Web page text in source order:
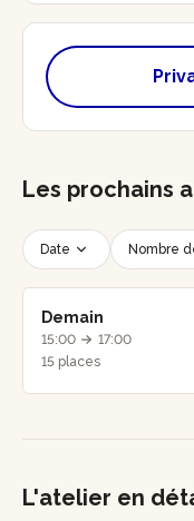
Les prochains
Date Nombre
Créneau horaire
Demain
15:00
17:00
15 places
L'atelier en